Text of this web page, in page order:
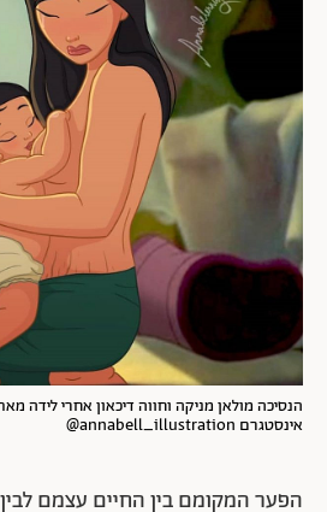
הנסיכה מולאן מניקה וחווה דיכאון אחרי לידה
אינסטגרם annabell_illustration@
הפער המקומם בין החיים עצמם לבין